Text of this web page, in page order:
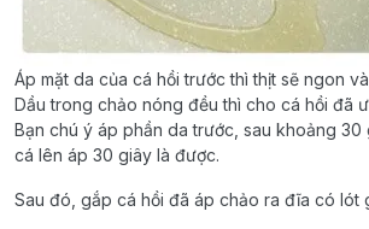
Áp mặt da của cá hồi trước thì thịt sẽ ngon
Dầu trong chảo nóng đều thì cho cá hồi đã
Bạn chú ý áp phần da trước, sau khoảng 30
cá lên áp 30 giây là được.
Sau đó, gắp cá hồi đã áp chảo ra đĩa có lót